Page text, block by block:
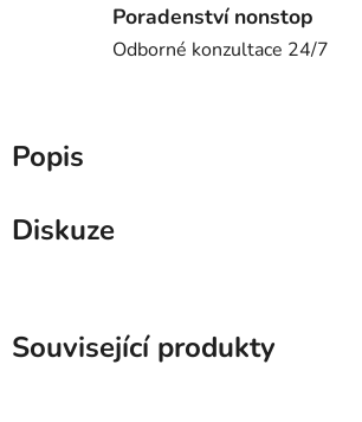
Poradenství nonstop
Odborné konzultace 24/7
Popis
Diskuze
Související produkty